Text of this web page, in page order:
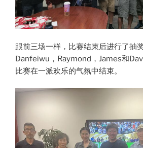
跟前三场一样，比赛结束后进行了抽
Danfeiwu，Raymond，James和
比赛在一派欢乐的气氛中结束。